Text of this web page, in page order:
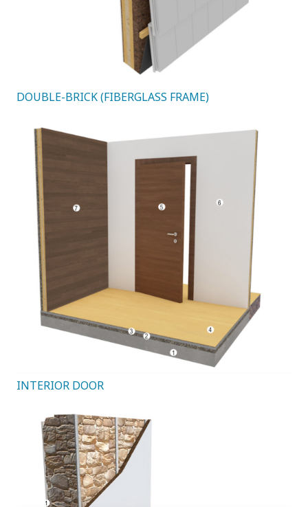
DOUBLE-BRICK (FIBERGLASS FRAME)
INTERIOR DOOR